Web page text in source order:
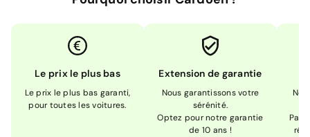
Le prix le plus bas
Le prix le plus bas garanti,
pour toutes les voitures.
Extension de garantie
Nous garantissons votre
sérénité.
Optez pour notre garantie
de 10 ans !
Pas